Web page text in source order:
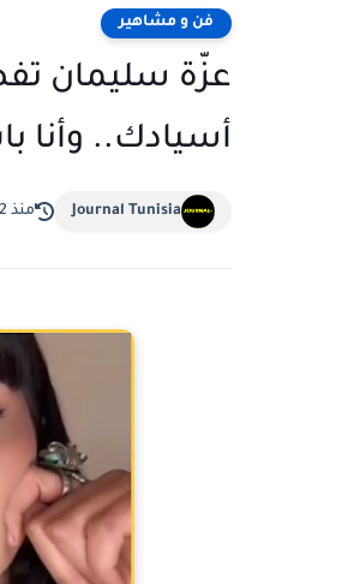
فن و مشاهير
عزّة سليمان
أسيادك.. وأنا
Journal Tunisia منذ 2 سنة